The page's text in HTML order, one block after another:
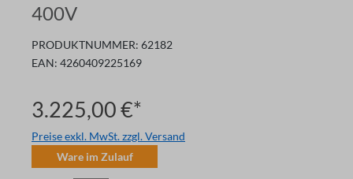
400V
PRODUKTNUMMER: 62182
EAN: 4260409225169
3.225,00 €*
Preise exkl. MwSt. zzgl. Versand
Ware im Zulauf